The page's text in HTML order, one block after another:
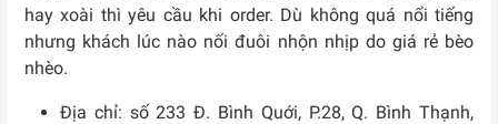
hay xoài thì yêu cầu khi order. Dù không quá nổi tiếng
nhưng khách lúc nào nối đuôi nhộn nhịp do giá rẻ bèo
nhèo.
Địa chỉ: số 233 Đ. Bình Quới, P.28, Q. Bình Thạnh,